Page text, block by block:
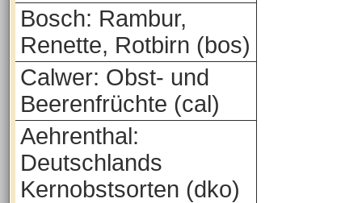
Bosch: Rambur,
Renette, Rotbirn (bos)
Calwer: Obst- und
Beerenfrüchte (cal)
Aehrenthal:
Deutschlands
Kernobstsorten (dko)